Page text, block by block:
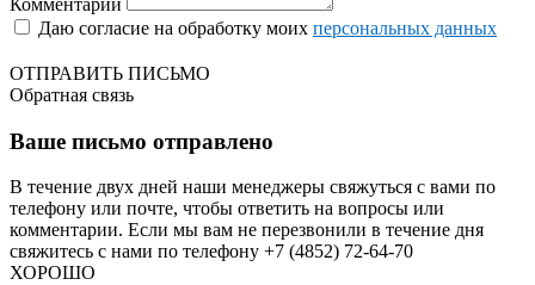
Даю согласие на обработку моих персональных данных
ОТПРАВИТЬ ПИСЬМО
Обратная связь
Ваше письмо отправлено
В течение двух дней наши менеджеры свяжуться с вами по
телефону или почте, чтобы ответить на вопросы или
комментарии. Если мы вам не перезвонили в течение дня
свяжитесь с нами по телефону +7 (4852) 72-64-70
ХОРОШО